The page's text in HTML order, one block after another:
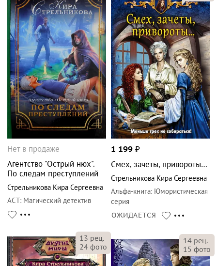
Нет в продаже
Агентство "Острый нюх".
По следам преступлений
Стрельникова Кира Сергеевна
АСТ: Магический детектив
1 199 ₽
Смех, зачеты, привороты…
Стрельникова Кира Сергеевна
Альфа-книга: Юмористическая
серия
ОЖИДАЕТСЯ
13 рец.
24 фото
14 рец.
15 фото